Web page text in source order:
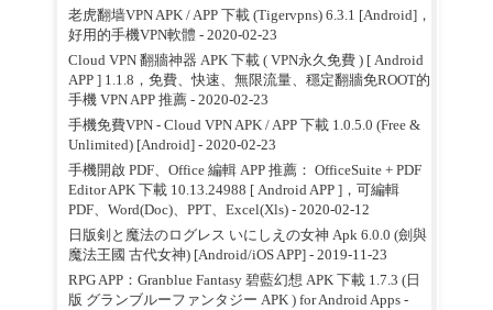
老虎翻墙VPN APK / APP 下載 (Tigervpns) 6.3.1 [Android]，
好用的手機VPN軟體 - 2020-02-23
Cloud VPN 翻牆神器 APK 下載 ( VPN永久免費 ) [ Android
APP ] 1.1.8，免費、快速、無限流量、穩定翻牆免ROOT的
手機 VPN APP 推薦- 2020-02-23
手機免費VPN - Cloud VPN APK / APP 下載 1.0.5.0 (Free &
Unlimited) [Android]- 2020-02-23
手機開啟 PDF、Office 編輯 APP 推薦： OfficeSuite + PDF
Editor APK 下載 10.13.24988 [ Android APP ]，可編輯
PDF、Word(Doc)、PPT、Excel(Xls)- 2020-02-12
日版剣と魔法のログレス いにしえの女神 Apk 6.0.0 (劍與
魔法王國 古代女神) [Android/iOS APP]- 2019-11-23
RPG APP：Granblue Fantasy 碧藍幻想 APK 下載 1.7.3 (日
版 グランブルーファンタジー APK ) for Android Apps -